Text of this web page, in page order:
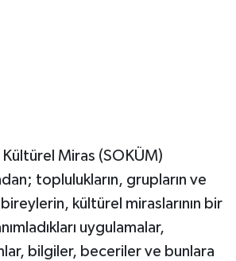
Miras (SOKÜM)
toplulukların, grupların ve
kültürel miraslarının bir
uygulamalar,
bilgiler, beceriler ve bunlara